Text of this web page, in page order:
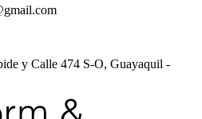
y Calle 474 S-O, Guayaquil -